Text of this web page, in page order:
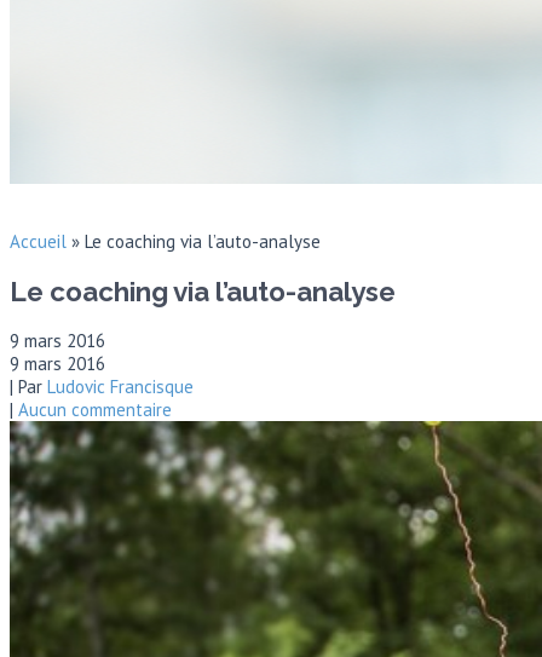
Accueil » Le coaching via l’auto-analyse
Le coaching via l’auto-analyse
9 mars 2016
9 mars 2016
| Par Ludovic Francisque
| Aucun commentaire